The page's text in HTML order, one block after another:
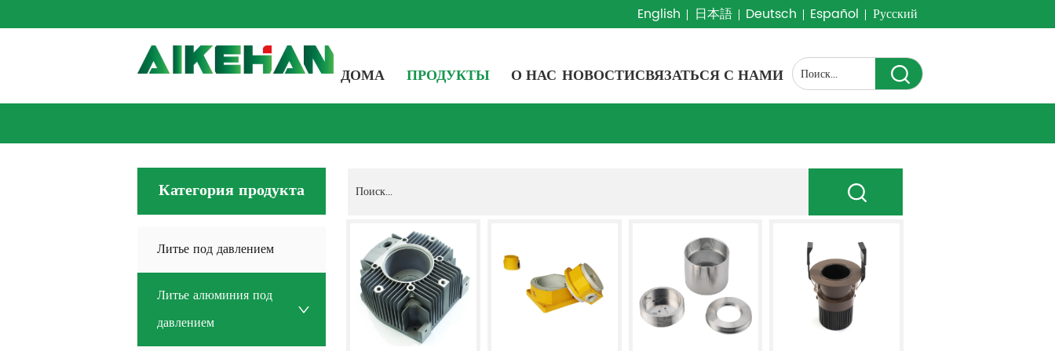
English 日本語 Deutsch Español Русский
ДОМА ПРОДУКТЫ О НАС НОВОСТИСВЯЗАТЬСЯ С НАМИ
Категория продукта
Литье под давлением
Литье алюминия под
давлением